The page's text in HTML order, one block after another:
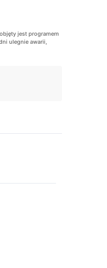
jest programem
ulegnie awarii,